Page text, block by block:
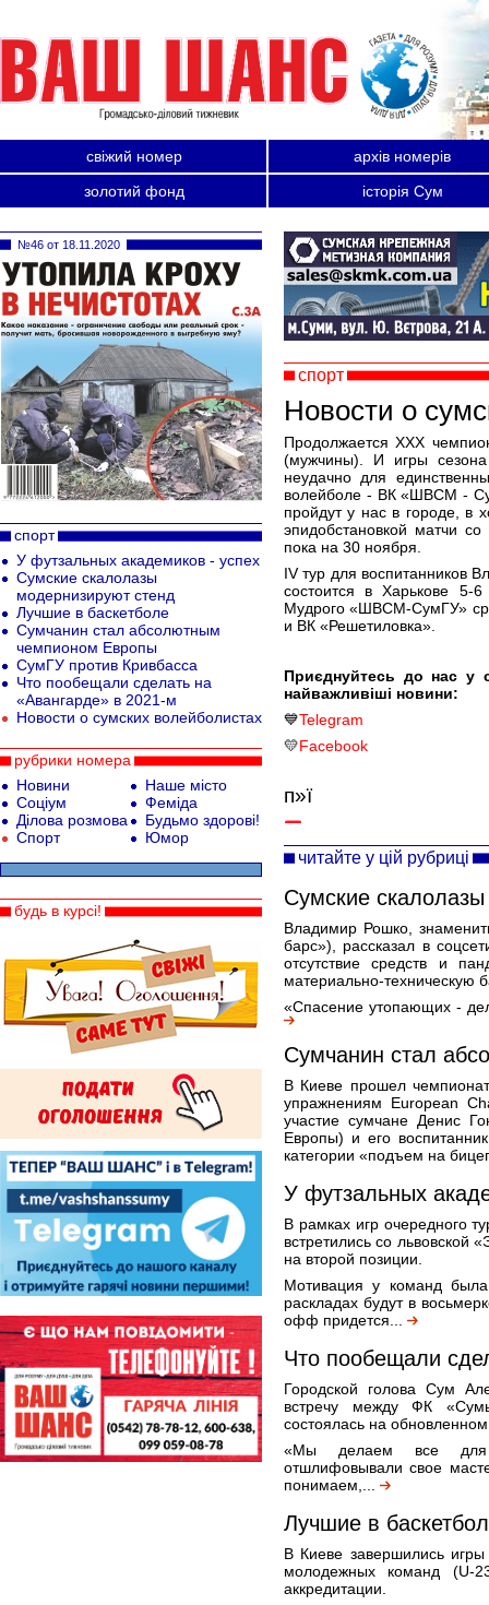
свіжий номер
архів номерів
золотий фонд
історія Сум
спорт
Новости о
Продолжается XXX
(мужчины). И игры
неудачно для
волейболе - ВК «ШВСМ -
пройдут у нас в городе, в
эпидобстановкой матчи
пока на 30 ноября.
IV тур для воспитанников
состоится в Харькове
Мудрого «ШВСМ-СумГУ»
и ВК «Решетиловка».
Приєднуйтесь до нас у
найважливіші новини:
💙Telegram
💛Facebook
п»ї
читайте у цій рубриці
Сумские
Владимир Рошко,
барс»), рассказал в
отсутствие средств и
материально-техническую
«Спасение утопающих -
Сумчанин стал
В Киеве прошел
упражнениям European
участие сумчане Денис
Европы) и его
категории «подъем на
У футзальных
В рамках игр очередного
встретились со львовской
на второй позиции.
Мотивация у команд
раскладах будут в
офф придется...
Что пообещали
Городской голова Сум
встречу между ФК
состоялась на
«Мы делаем все для
отшлифовывали свое
понимаем,...
Лучшие в
В Киеве завершились
молодежных команд (U-
аккредитации.
№46 от 18.11.2020
спорт
У футзальных академиков - успех
Сумские скалолазы
модернизируют стенд
Лучшие в баскетболе
Сумчанин стал абсолютным
чемпионом Европы
СумГУ против Кривбасса
Что пообещали сделать на
«Авангарде» в 2021-м
Новости о сумских волейболистах
рубрики номера
Новини
Соціум
Ділова розмова
Спорт
Наше місто
Феміда
Будьмо здорові!
Юмор
будь в курсі!